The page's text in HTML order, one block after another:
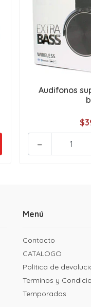
Audifonos
-
Menú
Contacto
CATALOGO
Política de
Terminos y
Temporadas